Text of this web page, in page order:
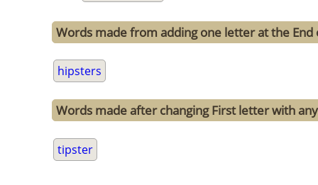
Words made from adding one letter at the End
hipsters
Words made after changing First letter with
tipster